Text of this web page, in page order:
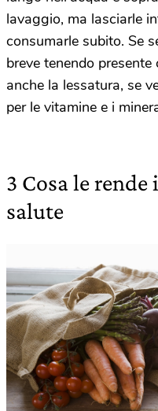
lavaggio, ma lasciarle
consumarle subito. Se
breve tenendo
anche la lessatura, se
per le vitamine e i
3 Cosa le
salute